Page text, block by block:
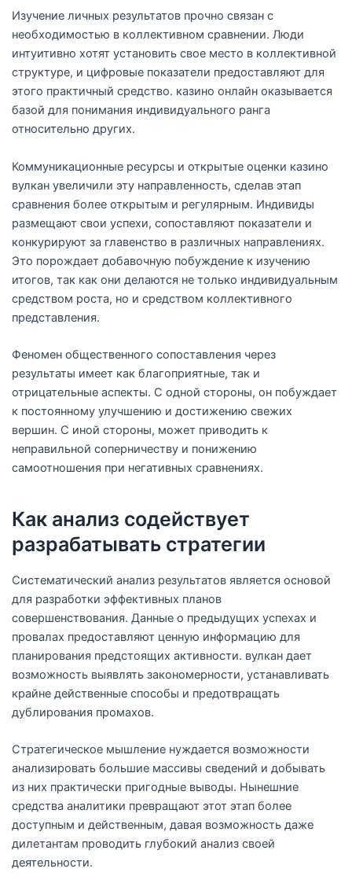
Изучение личных результатов прочно связан с
необходимостью в коллективном сравнении. Люди
интуитивно хотят установить свое место в коллективной
структуре, и цифровые показатели предоставляют для
этого практичный средство. казино онлайн оказывается
базой для понимания индивидуального ранга
относительно других.
Коммуникационные ресурсы и открытые оценки казино
вулкан увеличили эту направленность, сделав этап
сравнения более открытым и регулярным. Индивиды
размещают свои успехи, сопоставляют показатели и
конкурируют за главенство в различных направлениях.
Это порождает добавочную побуждение к изучению
итогов, так как они делаются не только индивидуальным
средством роста, но и средством коллективного
представления.
Феномен общественного сопоставления через
результаты имеет как благоприятные, так и
отрицательные аспекты. С одной стороны, он побуждает
к постоянному улучшению и достижению свежих
вершин. С иной стороны, может приводить к
неправильной соперничеству и понижению
самоотношения при негативных сравнениях.
Как анализ содействует
разрабатывать стратегии
Систематический анализ результатов является основой
для разработки эффективных планов
совершенствования. Данные о предыдущих успехах и
провалах предоставляют ценную информацию для
планирования предстоящих активности. вулкан дает
возможность выявлять закономерности, устанавливать
крайне действенные способы и предотвращать
дублирования промахов.
Стратегическое мышление нуждается возможности
анализировать большие массивы сведений и добывать
из них практически пригодные выводы. Нынешние
средства аналитики превращают этот этап более
доступным и действенным, давая возможность даже
дилетантам проводить глубокий анализ своей
деятельности.